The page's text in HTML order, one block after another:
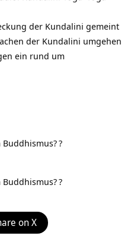
der Kundalini gemeint
der Kundalini umgehen
ein rund um
?
?
on X